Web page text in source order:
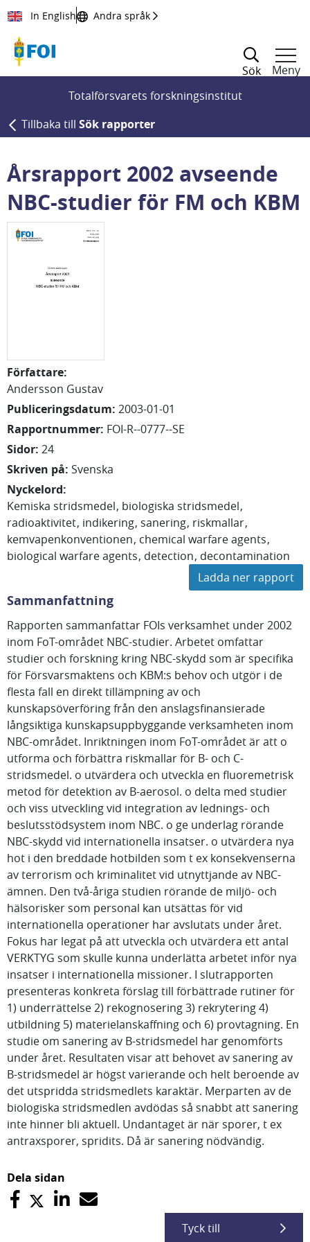
Till innehållet
In English Andra språk
Sök
Meny
Totalförsvarets forskningsinstitut
Tillbaka till Sök rapporter
Årsrapport 2002 avseende
NBC-studier för FM och KBM
Författare:
Andersson Gustav
Publiceringsdatum: 2003-01-01
Rapportnummer: FOI-R--0777--SE
Sidor: 24
Skriven på: Svenska
Nyckelord:
Kemiska stridsmedel biologiska stridsmedel
radioaktivitet indikering sanering riskmallar
kemvapenkonventionen chemical warfare agents
biological warfare agents detection decontamination
Ladda ner rapport
Sammanfattning
Rapporten sammanfattar FOIs verksamhet under 2002
inom FoT-området NBC-studier. Arbetet omfattar
studier och forskning kring NBC-skydd som är specifika
för Försvarsmaktens och KBM:s behov och utgör i de
flesta fall en direkt tillämpning av och
kunskapsöverföring från den anslagsfinansierade
långsiktiga kunskapsuppbyggande verksamheten inom
NBC-området. Inriktningen inom FoT-området är att o
utforma och förbättra riskmallar för B- och C-
stridsmedel. o utvärdera och utveckla en fluoremetrisk
metod för detektion av B-aerosol. o delta med studier
och viss utveckling vid integration av lednings- och
beslutsstödsystem inom NBC. o ge underlag rörande
NBC-skydd vid internationella insatser. o utvärdera nya
hot i den breddade hotbilden som t ex konsekvenserna
av terrorism och kriminalitet vid utnyttjande av NBC-
ämnen. Den två-åriga studien rörande de miljö- och
hälsorisker som personal kan utsättas för vid
internationella operationer har avslutats under året.
Fokus har legat på att utveckla och utvärdera ett antal
VERKTYG som skulle kunna underlätta arbetet inför nya
insatser i internationella missioner. I slutrapporten
presenteras konkreta förslag till förbättrade rutiner för
1) underrättelse 2) rekognosering 3) rekrytering 4)
utbildning 5) materielanskaffning och 6) provtagning. En
studie om sanering av B-stridsmedel har genomförts
under året. Resultaten visar att behovet av sanering av
B-stridsmedel är högst varierande och helt beroende av
det utspridda stridsmedlets karaktär. Merparten av de
biologiska stridsmedlen avdödas så snabbt att sanering
inte hinner bli aktuell. Undantaget är när sporer, t ex
antraxsporer, spridits. Då är sanering nödvändig.
Dela sidan
Tyck till